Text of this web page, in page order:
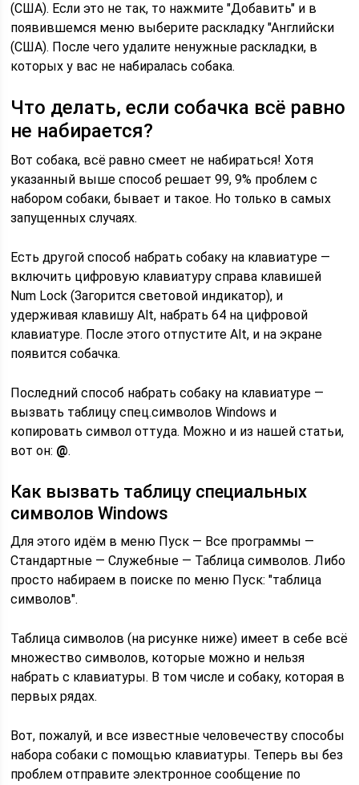
(США). Если это не так, то нажмите "Добавить" и в
появившемся меню выберите раскладку "Английски
(США). После чего удалите ненужные раскладки, в
которых у вас не набиралась собака.
Что делать, если собачка всё равно
не набирается?
Вот собака, всё равно смеет не набираться! Хотя
указанный выше способ решает 99, 9% проблем с
набором собаки, бывает и такое. Но только в самых
запущенных случаях.
Есть другой способ набрать собаку на клавиатуре —
включить цифровую клавиатуру справа клавишей
Num Lock (Загорится световой индикатор), и
удерживая клавишу Alt, набрать 64 на цифровой
клавиатуре. После этого отпустите Alt, и на экране
появится собачка.
Последний способ набрать собаку на клавиатуре —
вызвать таблицу спец.символов Windows и
копировать символ оттуда. Можно и из нашей статьи,
вот он: @.
Как вызвать таблицу специальных
символов Windows
Для этого идём в меню Пуск — Все программы —
Стандартные — Служебные — Таблица символов. Либо
просто набираем в поиске по меню Пуск: "таблица
символов".
Таблица символов (на рисунке ниже) имеет в себе всё
множество символов, которые можно и нельзя
набрать с клавиатуры. В том числе и собаку, которая в
первых рядах.
Вот, пожалуй, и все известные человечеству способы
набора собаки с помощью клавиатуры. Теперь вы без
проблем отправите электронное сообщение по